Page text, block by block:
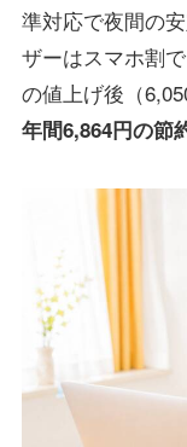
準対応で夜間の
ザーはスマホ割
の値上げ後（
年間6,864円の節